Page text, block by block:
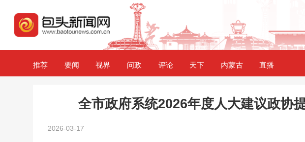
推荐 要闻 视界 问政 评论 天下 内蒙古 直播
全市政府系统2026年度人大建议政协
2026-03-17